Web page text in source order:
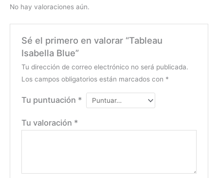
No hay valoraciones aún.
Sé el primero en valorar “Tableau
Isabella Blue”
Tu dirección de correo electrónico no será publicada.
Los campos obligatorios están marcados con *
Tu puntuación *
Tu valoración *